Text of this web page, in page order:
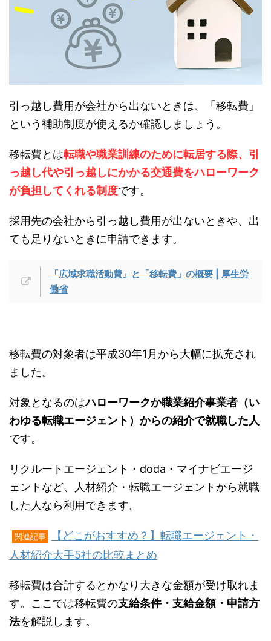
引っ越し費用が会社から出ないときは、「移転費」
という補助制度が使えるか確認しましょう。
移転費とは転職や職業訓練のために転居する際、引
っ越し代や引っ越しにかかる交通費をハローワーク
が負担してくれる制度です。
採用先の会社から引っ越し費用が出ないときや、出
ても足りないときに申請できます。
「広域求職活動費」と「移転費」の概要 | 厚生労
働省
移転費の対象者は平成30年1月から大幅に拡充され
ました。
対象となるのはハローワークか職業紹介事業者（い
わゆる転職エージェント）からの紹介で就職した人
です。
リクルートエージェント・doda・マイナビエージ
ェントなど、人材紹介・転職エージェントから就職
した人なら利用できます。
関連記事
【どこがおすすめ？】転職エージェント・
人材紹介大手5社の比較まとめ
移転費は合計するとかなり大きな金額が受け取れま
す。ここでは移転費の支給条件・支給金額・申請方
法を解説します。